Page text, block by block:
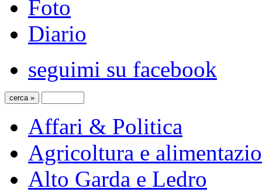
Foto
Diario
seguimi su facebook
Affari & Politica
Agricoltura e
Alto Garda e Ledro